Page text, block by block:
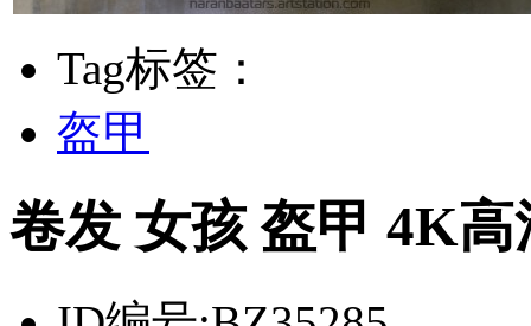
Tag标签：
盔甲
卷发 女孩 盔甲 4K